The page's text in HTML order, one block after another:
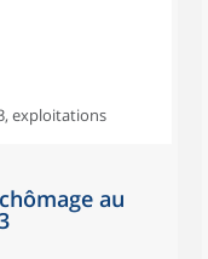
exploitations
au